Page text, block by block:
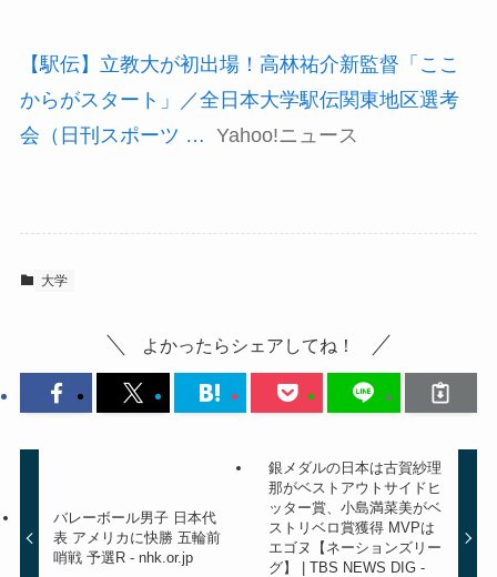
【駅伝】立教大が初出場！高林祐介新監督「ここ
からがスタート」／全日本大学駅伝関東地区選考
会（日刊スポーツ … Yahoo!ニュース
大学
よかったらシェアしてね！
バレーボール男子 日本代
表 アメリカに快勝 五輪前
哨戦 予選R - nhk.or.jp
銀メダルの日本は古賀紗理
那がベストアウトサイドヒ
ッター賞、小島満菜美がベ
ストリベロ賞獲得 MVPは
エゴヌ【ネーションズリー
グ】 | TBS NEWS DIG -